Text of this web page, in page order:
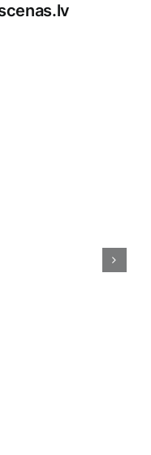
reklāma:
Iespējas